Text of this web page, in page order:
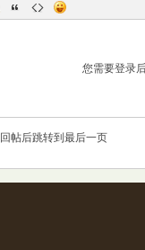
您需要登录
回帖后跳转到最后一页